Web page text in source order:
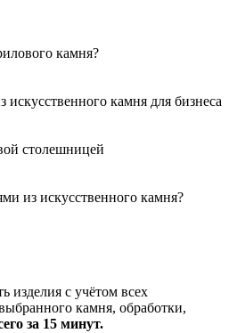
камня?
камня для бизнеса
столешницей
из искусственного камня?
изделия с учётом всех
камня, обработки,
за 15 минут.